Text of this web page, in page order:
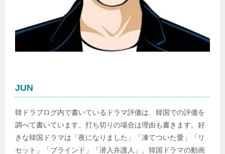
JUN
韓ドラブログ内で書いているドラマ評価は、韓国での評価を
調べて書いています。打ち切りの場合は理由も書きます。好
きな韓国ドラマは「夜になりました」「凍てついた愛」「リ
セット」「ブラインド」「潜入弁護人」。韓国ドラマの動画